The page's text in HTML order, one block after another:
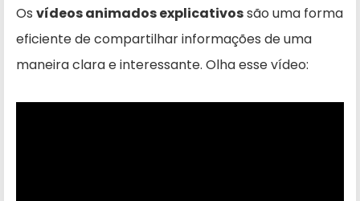
Os vídeos animados explicativossão uma forma
eficiente de compartilhar informações de uma
maneira clara e interessante. Olha esse vídeo: